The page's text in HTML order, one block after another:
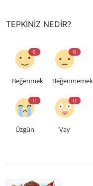
TEPKINIZ NEDIR?
0
Beğenmek
0
Beğenmemek
0
Üzgün
0
Vay